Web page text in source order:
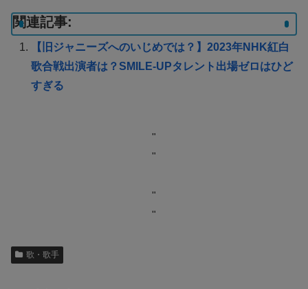
関連記事:
【旧ジャニーズへのいじめでは？】2023年NHK紅白
歌合戦出演者は？SMILE-UPタレント出場ゼロはひど
すぎる
"
"
"
"
歌・歌手